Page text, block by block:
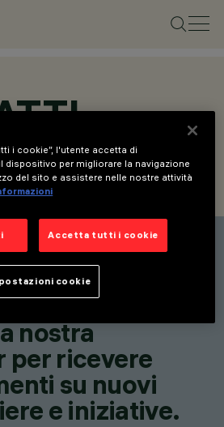
INFORMAZIONI
sulle
innovazioni.
nostra
per ricevere
su nuovi
e iniziative.
i cookie”, l'utente accetta di
dispositivo per migliorare la navigazione
del sito e assistere nelle nostre attività
Accetta tutti i cookie
cookie